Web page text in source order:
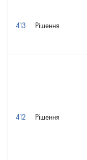
413 Рішення
412 Рішення